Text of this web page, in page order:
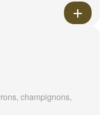
champignons,